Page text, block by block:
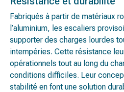
Fabriqués à partir de matériaux
l’aluminium, les escaliers
supporter des charges lourdes
intempéries. Cette résistance
opérationnels tout au long du
conditions difficiles. Leur
stabilité en font une solution